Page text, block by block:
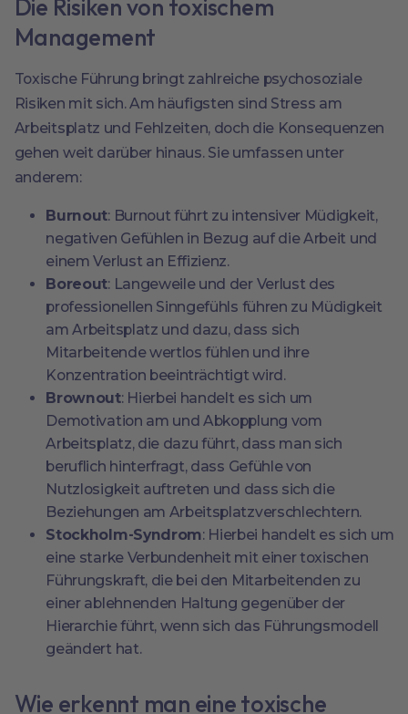
Die Risiken von toxischem
Management
Toxische Führung bringt zahlreiche psychosoziale
Risiken mit sich. Am häufigsten sind Stress am
Arbeitsplatz und Fehlzeiten, doch die Konsequenzen
gehen weit darüber hinaus. Sie umfassen unter
anderem:
Burnout: Burnout führt zu intensiver Müdigkeit,
negativen Gefühlen in Bezug auf die Arbeit und
einem Verlust an Effizienz.
Boreout: Langeweile und der Verlust des
professionellen Sinngefühls führen zu Müdigkeit
am Arbeitsplatz und dazu, dass sich
Mitarbeitende wertlos fühlen und ihre
Konzentration beeinträchtigt wird.
Brownout: Hierbei handelt es sich um
Demotivation am und Abkopplung vom
Arbeitsplatz, die dazu führt, dass man sich
beruflich hinterfragt, dass Gefühle von
Nutzlosigkeit auftreten und dass sich die
Beziehungen am Arbeitsplatzverschlechtern.
Stockholm-Syndrom: Hierbei handelt es sich um
eine starke Verbundenheit mit einer toxischen
Führungskraft, die bei den Mitarbeitenden zu
einer ablehnenden Haltung gegenüber der
Hierarchie führt, wenn sich das Führungsmodell
geändert hat.
Wie erkennt man eine toxische